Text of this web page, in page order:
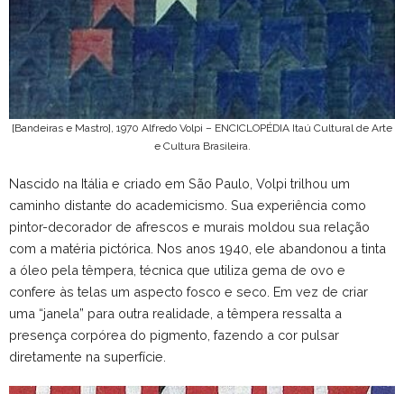
[Bandeiras e Mastro], 1970 Alfredo Volpi – ENCICLOPÉDIA Itaú Cultural de Arte
e Cultura Brasileira.
Nascido na Itália e criado em São Paulo, Volpi trilhou um
caminho distante do academicismo. Sua experiência como
pintor-decorador de afrescos e murais moldou sua relação
com a matéria pictórica. Nos anos 1940, ele abandonou a tinta
a óleo pela têmpera, técnica que utiliza gema de ovo e
confere às telas um aspecto fosco e seco. Em vez de criar
uma “janela” para outra realidade, a têmpera ressalta a
presença corpórea do pigmento, fazendo a cor pulsar
diretamente na superfície.